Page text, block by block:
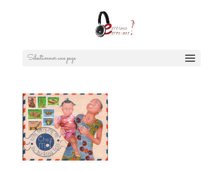
Sélectionner une page